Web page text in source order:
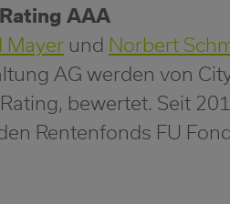
AAA
Mayer und Norbert
AG werden von
bewertet. Seit
Rentenfonds FU